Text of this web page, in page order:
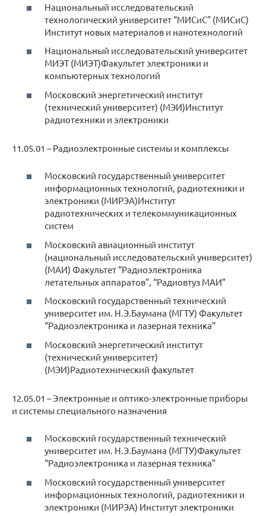
Национальный исследовательский
технологический университет “МИСиС” (МИСиС)
Институт новых материалов и нанотехнологий
Национальный исследовательский университет
МИЭТ (МИЭТ)Факультет электроники и
компьютерных технологий
Московский энергетический институт
(технический университет) (МЭИ)Институт
радиотехники и электроники
11.05.01 – Радиоэлектронные системы и комплексы
Московский государственный университет
информационных технологий, радиотехники и
электроники (МИРЭА)Институт
радиотехнических и телекоммуникационных
систем
Московский авиационный институт
(национальный исследовательский университет)
(МАИ) Факультет “Радиоэлектроника
летательных аппаратов”, “Радиовтуз МАИ”
Московский государственный технический
университет им. Н.Э.Баумана (МГТУ) Факультет
“Радиоэлектроника и лазерная техника”
Московский энергетический институт
(технический университет)
(МЭИ)Радиотехнический факультет
12.05.01 – Электронные и оптико-электронные приборы
и системы специального назначения
Московский государственный технический
университет им. Н.Э.Баумана (МГТУ)Факультет
“Радиоэлектроника и лазерная техника”
Московский государственный университет
информационных технологий, радиотехники и
электроники (МИРЭА) Институт электроники